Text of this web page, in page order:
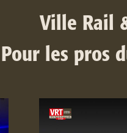
Ville Rail
Pour les pros